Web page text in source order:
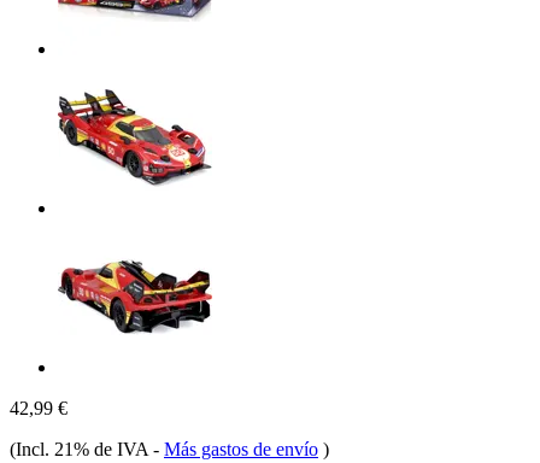
42,99 €
(Incl. 21% de IVA - Más gastos de envío )